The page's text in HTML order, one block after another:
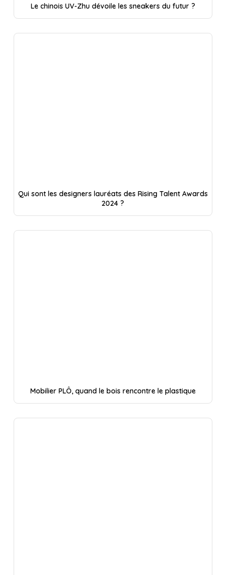
Le chinois UV-Zhu dévoile les sneakers du futur ?
Qui sont les designers lauréats des Rising Talent Awards
2024 ?
Mobilier PLÔ, quand le bois rencontre le plastique